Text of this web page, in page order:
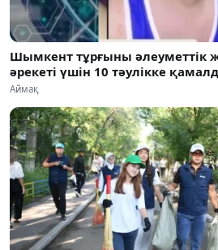
Шымкент тұрғыны әлеуметтік
әрекеті үшін 10 тәулікке
Аймақ